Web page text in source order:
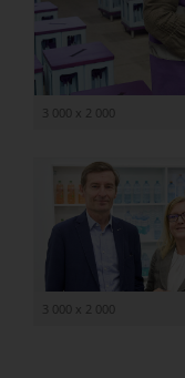
3 000 x 2 000
3 000 x 2 000